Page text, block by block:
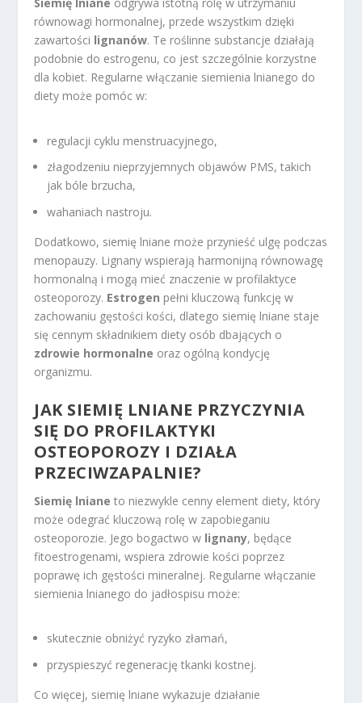
Siemię lniane odgrywa istotną rolę w utrzymaniu
równowagi hormonalnej, przede wszystkim dzięki
zawartości lignanów. Te roślinne substancje działają
podobnie do estrogenu, co jest szczególnie korzystne
dla kobiet. Regularne włączanie siemienia lnianego do
diety może pomóc w:
regulacji cyklu menstruacyjnego,
złagodzeniu nieprzyjemnych objawów PMS, takich
jak bóle brzucha,
wahaniach nastroju.
Dodatkowo, siemię lniane może przynieść ulgę podczas
menopauzy. Lignany wspierają harmonijną równowagę
hormonalną i mogą mieć znaczenie w profilaktyce
osteoporozy. Estrogen pełni kluczową funkcję w
zachowaniu gęstości kości, dlatego siemię lniane staje
się cennym składnikiem diety osób dbających o
zdrowie hormonalne oraz ogólną kondycję
organizmu.
JAK SIEMIĘ LNIANE PRZYCZYNIA
SIĘ DO PROFILAKTYKI
OSTEOPOROZY I DZIAŁA
PRZECIWZAPALNIE?
Siemię lniane to niezwykle cenny element diety, który
może odegrać kluczową rolę w zapobieganiu
osteoporozie. Jego bogactwo w lignany, będące
fitoestrogenami, wspiera zdrowie kości poprzez
poprawę ich gęstości mineralnej. Regularne włączanie
siemienia lnianego do jadłospisu może:
skutecznie obniżyć ryzyko złamań,
przyspieszyć regenerację tkanki kostnej.
Co więcej, siemię lniane wykazuje działanie